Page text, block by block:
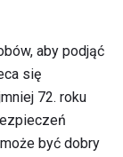
aby podjąć
się
72. roku
być dobry